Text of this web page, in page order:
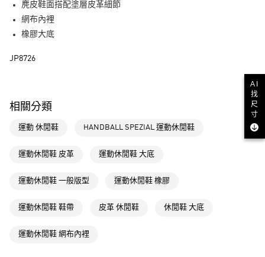
全家取貨付款
付款後全家取貨
每筆NT$80，滿NT$1,500(含以上)免運費
付款後萊爾富取貨
7-11取貨付款
每筆NT$80，滿NT$1,500(含以上)免運費
麂皮鞋面搭配塗層皮革細節
網布內裡
橡膠大底
JP8726
相關分類
運動 休閒鞋 HANDBALL SPEZIAL 運動休閒鞋
運動休閒鞋 皮革 運動休閒鞋 大底
運動休閒鞋 一般版型 運動休閒鞋 橡膠
運動休閒鞋 鞋帶 皮革 休閒鞋 休閒鞋 大底
運動休閒鞋 網布內裡
AI
找
尺
寸